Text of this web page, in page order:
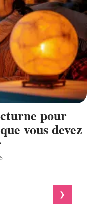
pour
vous devez